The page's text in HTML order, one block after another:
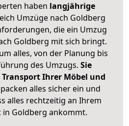
haben langjährige
Umzüge nach Goldberg
die ein Umzug
Goldberg mit sich bringt.
alles, von der Planung bis
des Umzugs. Sie
Ihrer Möbel und
alles sicher ein und
alles rechtzeitig an Ihrem
in Goldberg ankommt.